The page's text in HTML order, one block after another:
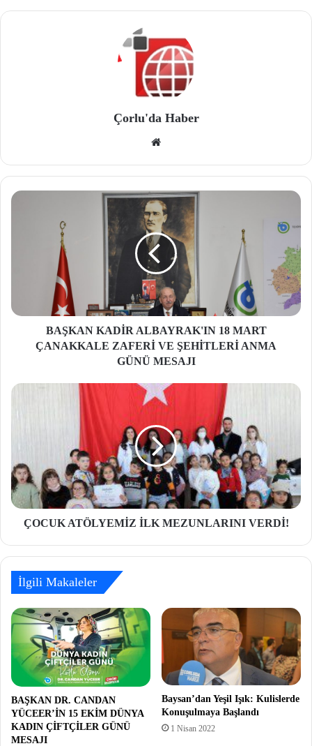
Çorlu'da Haber
site
si
BAŞKAN KADİR ALBAYRAK'IN 18 MART
ÇANAKKALE ZAFERİ VE ŞEHİTLERİ ANMA
GÜNÜ MESAJI
ÇOCUK ATÖLYEMİZ İLK MEZUNLARINI VERDİ!
İlgili Makaleler
BAŞKAN DR. CANDAN
YÜCEER’İN 15 EKİM DÜNYA
KADIN ÇİFTÇİLER GÜNÜ
MESAJI
Baysan’dan Yeşil Işık: Kulislerde
Konuşulmaya Başlandı
1 Nisan 2022